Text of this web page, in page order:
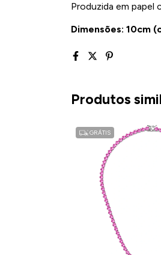
Produzida em papel
Dimensões: 10cm
Produtos
GRÁTIS